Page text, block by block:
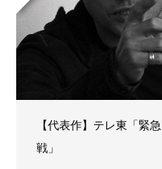
【代表作】テレ東「緊
戦」